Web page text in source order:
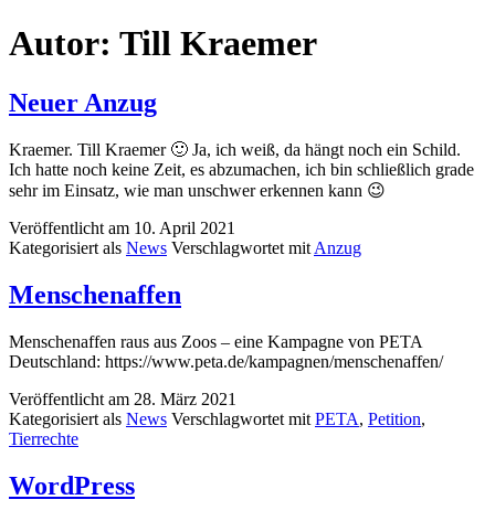
Autor: Till Kraemer
Neuer Anzug
Kraemer. Till Kraemer 🙂 Ja, ich weiß, da hängt noch ein Schild.
Ich hatte noch keine Zeit, es abzumachen, ich bin schließlich grade
sehr im Einsatz, wie man unschwer erkennen kann 😉
Veröffentlicht am 10. April 2021
Kategorisiert als News Verschlagwortet mit Anzug
Menschenaffen
Menschenaffen raus aus Zoos – eine Kampagne von PETA
Deutschland: https://www.peta.de/kampagnen/menschenaffen/
Veröffentlicht am 28. März 2021
Kategorisiert als News Verschlagwortet mit PETA, Petition,
Tierrechte
WordPress